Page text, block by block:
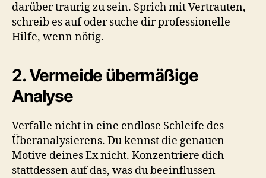
darüber traurig zu sein. Sprich mit Vertrauten,
schreib es auf oder suche dir professionelle
Hilfe, wenn nötig.
2. Vermeide übermäßige
Analyse
Verfalle nicht in eine endlose Schleife des
Überanalysierens. Du kennst die genauen
Motive deines Ex nicht. Konzentriere dich
stattdessen auf das, was du beeinflussen